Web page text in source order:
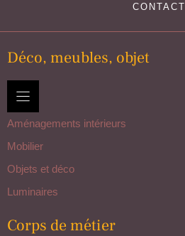
CONTACT
Déco, meubles, objet
Aménagements intérieurs
Mobilier
Objets et déco
Luminaires
Corps de métier